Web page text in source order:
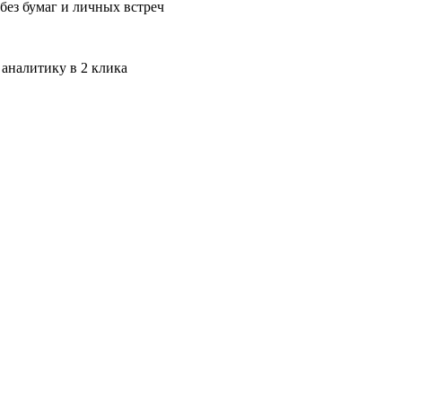
бумаг и личных встреч
в 2 клика